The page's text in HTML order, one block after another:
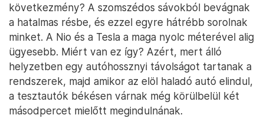
következmény? A szomszédos sávokból bevágnak
a hatalmas résbe, és ezzel egyre hátrébb sorolnak
minket. A Nio és a Tesla a maga nyolc méterével alig
ügyesebb. Miért van ez így? Azért, mert álló
helyzetben egy autóhossznyi távolságot tartanak a
rendszerek, majd amikor az elöl haladó autó elindul,
a tesztautók békésen várnak még körülbelül két
másodpercet mielőtt megindulnának.